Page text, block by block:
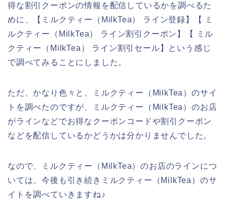
得な割引クーポンの情報を配信しているかを調べるた
めに、【ミルクティー（MilkTea） ライン登録】【 ミ
ルクティー（MilkTea） ライン割引クーポン】【 ミル
クティー（MilkTea） ライン割引セール】という感じ
で調べてみることにしました。
ただ、かなり色々と、ミルクティー（MilkTea）のサイ
トを調べたのですが、ミルクティー（MilkTea）のお店
がラインなどでお得なクーポンコードや割引クーポン
などを配信しているかどうかは分かりませんでした。
なので、ミルクティー（MilkTea）のお店のラインにつ
いては、今後も引き続きミルクティー（MilkTea）のサ
イトを調べていきますね♪